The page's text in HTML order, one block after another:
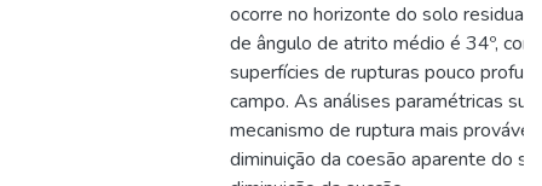
ocorre no horizonte do solo residual
de ângulo de atrito médio é 34º,
superfícies de rupturas pouco
campo. As análises paramétricas
mecanismo de ruptura mais
diminuição da coesão aparente do